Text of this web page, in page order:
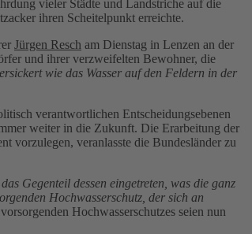
vieler Städte und Landstriche auf die
ihren Scheitelpunkt erreichte.
Jürgen Resch am Dienstag in Lenzen an der
und ihrer verzweifelten Bewohner, die
wie das Wasser auf den Feldern in der
verantwortlichen Entscheidungsebenen
weiter in die Zukunft. Die Erarbeitung der
vorzulegen, veranlasste die Bundesländer zu
Gegenteil dessen eingetreten, was die ganz
Hochwasserschutz, der sich an
Hochwasserschutzes seien nun